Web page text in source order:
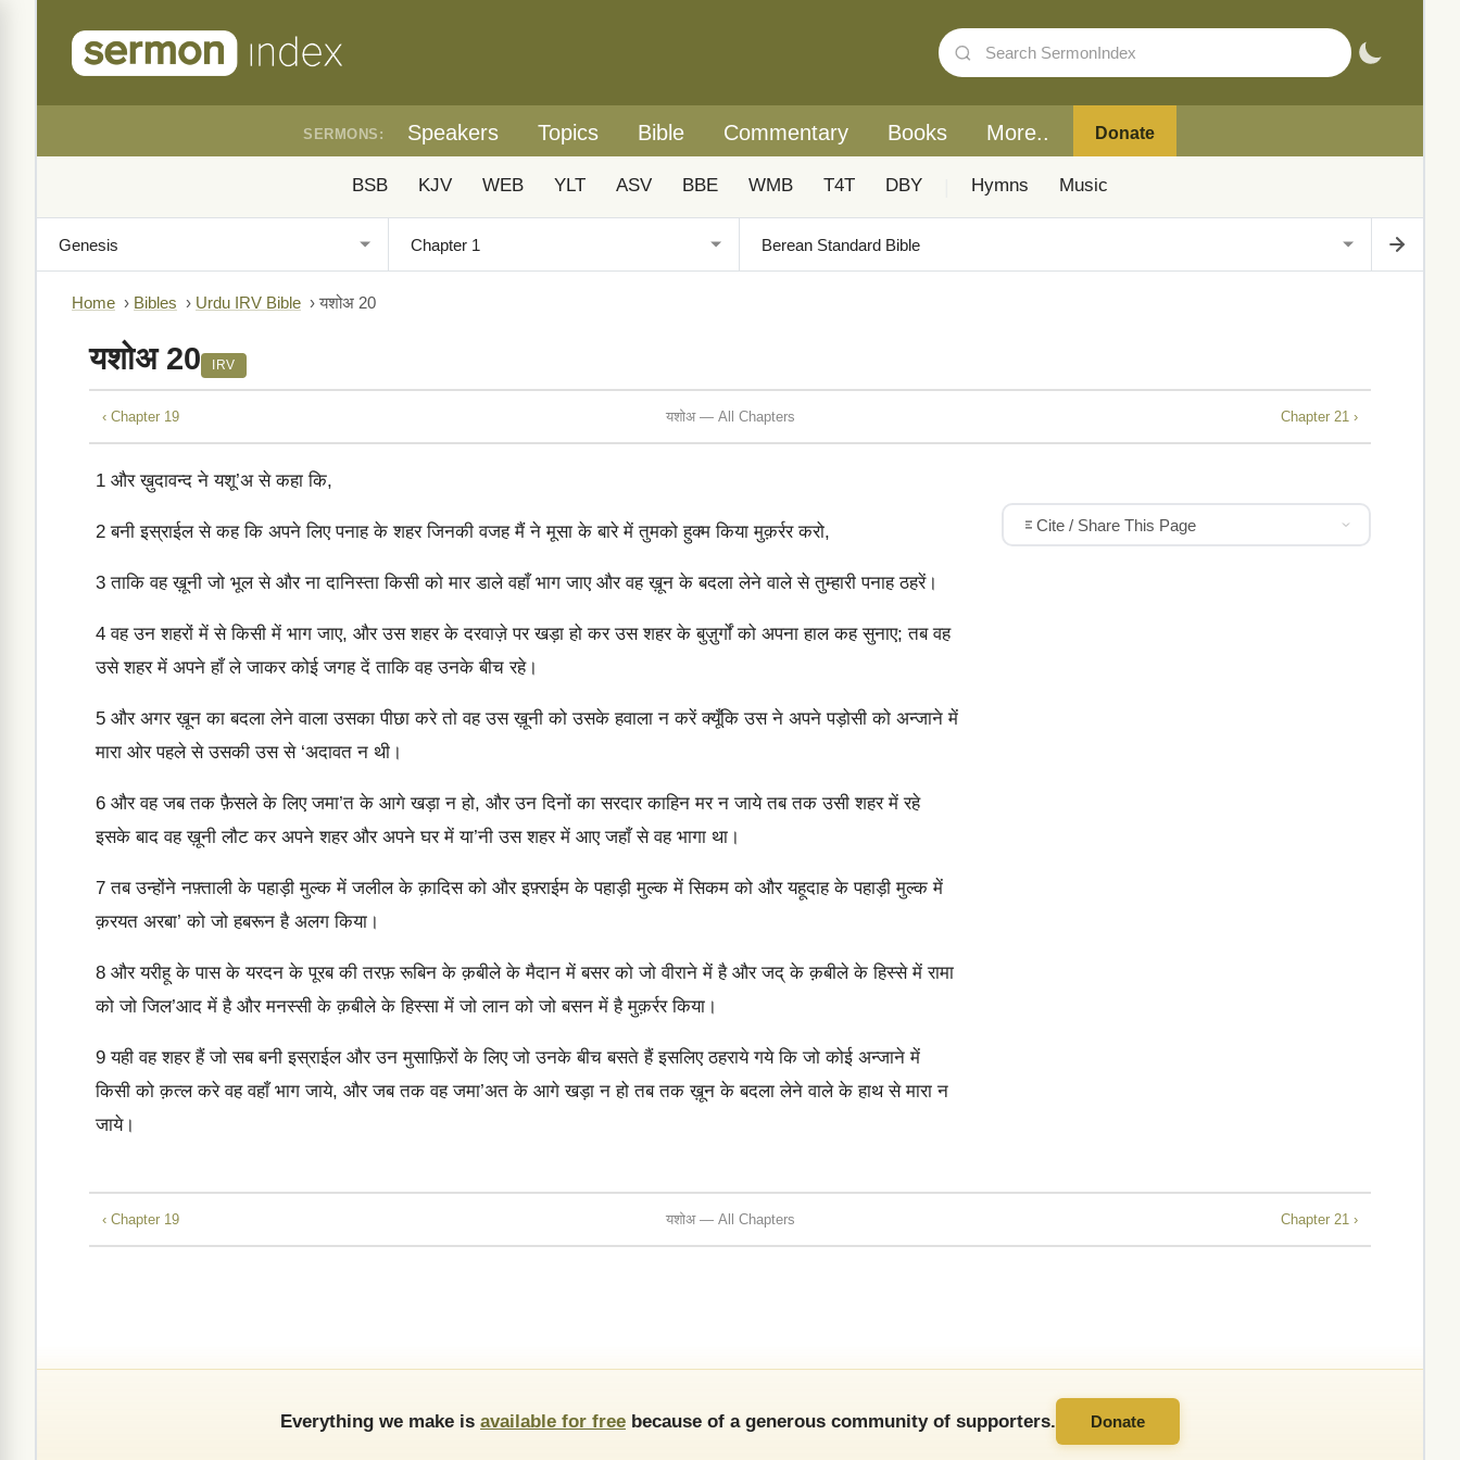
SERMONS: Speakers Topics Bible Commentary Books More.. Donate
BSB KJV WEB YLT ASV BBE WMB T4T DBY Hymns Music
Home › Bibles › Urdu IRV Bible ›यशोअ 20
यशोअ 20 IRV
‹ Chapter 19 यशोअ — All Chapters Chapter 21 ›
1 और ख़ुदावन्द ने यशू’अ से कहा कि,
2 बनी इस्राईल से कह कि अपने लिए पनाह के शहर जिनकी वजह मैं ने मूसा के बारे में तुमको हुक्म किया मुक़र्रर करो,
3 ताकि वह ख़ूनी जो भूल से और ना दानिस्ता किसी को मार डाले वहाँ भाग जाए और वह ख़ून के बदला लेने वाले से तुम्हारी पनाह ठहरें।
4 वह उन शहरों में से किसी में भाग जाए, और उस शहर के दरवाज़े पर खड़ा हो कर उस शहर के बुज़ुर्गों को अपना हाल कह सुनाए; तब वह
उसे शहर में अपने हाँ ले जाकर कोई जगह दें ताकि वह उनके बीच रहे।
5 और अगर ख़ून का बदला लेने वाला उसका पीछा करे तो वह उस ख़ूनी को उसके हवाला न करें क्यूँकि उस ने अपने पड़ोसी को अन्जाने में
मारा ओर पहले से उसकी उस से ‘अदावत न थी।
6 और वह जब तक फ़ैसले के लिए जमा’त के आगे खड़ा न हो, और उन दिनों का सरदार काहिन मर न जाये तब तक उसी शहर में रहे
इसके बाद वह ख़ूनी लौट कर अपने शहर और अपने घर में या’नी उस शहर में आए जहाँ से वह भागा था।
7 तब उन्होंने नफ़्ताली के पहाड़ी मुल्क में जलील के क़ादिस को और इफ़्राईम के पहाड़ी मुल्क में सिकम को और यहूदाह के पहाड़ी मुल्क में
क़रयत अरबा’ को जो हबरून है अलग किया।
8 और यरीहू के पास के यरदन के पूरब की तरफ़ रूबिन के क़बीले के मैदान में बसर को जो वीराने में है और जद् के क़बीले के हिस्से में रामा
को जो जिल’आद में है और मनस्सी के क़बीले के हिस्सा में जो लान को जो बसन में है मुक़र्रर किया।
9 यही वह शहर हैं जो सब बनी इस्राईल और उन मुसाफ़िरों के लिए जो उनके बीच बसते हैं इसलिए ठहराये गये कि जो कोई अन्जाने में
किसी को क़त्ल करे वह वहाँ भाग जाये, और जब तक वह जमा’अत के आगे खड़ा न हो तब तक ख़ून के बदला लेने वाले के हाथ से मारा न
जाये।
Cite / Share This Page
‹ Chapter 19 यशोअ — All Chapters Chapter 21 ›
Everything we make is available for free because of a generous community of supporters. Donate